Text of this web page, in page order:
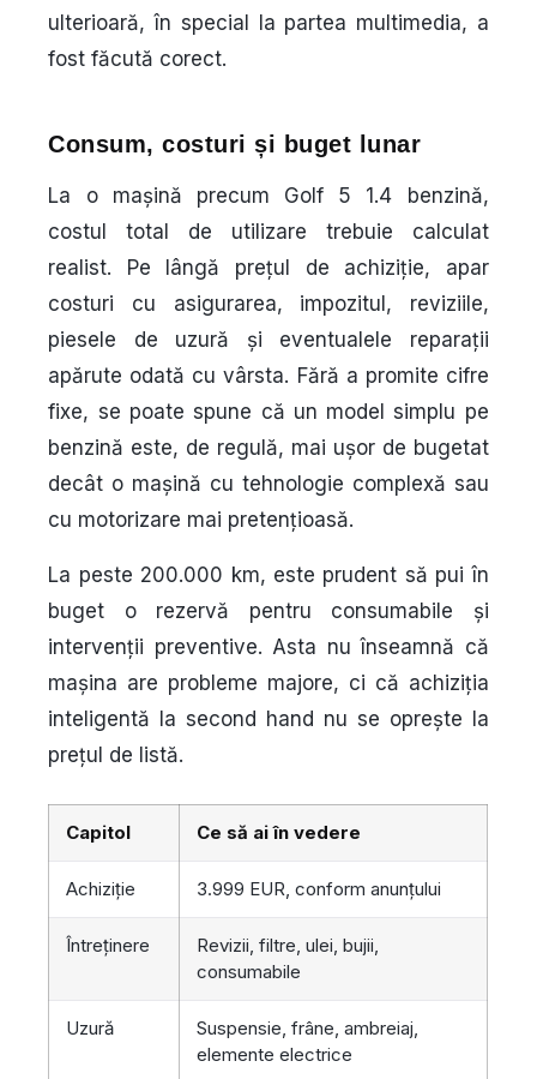
ulterioară, în special la partea multimedia, a
fost făcută corect.
Consum, costuri și buget lunar
La o mașină precum Golf 5 1.4 benzină,
costul total de utilizare trebuie calculat
realist. Pe lângă prețul de achiziție, apar
costuri cu asigurarea, impozitul, reviziile,
piesele de uzură și eventualele reparații
apărute odată cu vârsta. Fără a promite cifre
fixe, se poate spune că un model simplu pe
benzină este, de regulă, mai ușor de bugetat
decât o mașină cu tehnologie complexă sau
cu motorizare mai pretențioasă.
La peste 200.000 km, este prudent să pui în
buget o rezervă pentru consumabile și
intervenții preventive. Asta nu înseamnă că
mașina are probleme majore, ci că achiziția
inteligentă la second hand nu se oprește la
prețul de listă.
Capitol Ce să ai în vedere
Achiziție 3.999 EUR, conform anunțului
Întreținere
Revizii, filtre, ulei, bujii,
consumabile
Uzură
Suspensie, frâne, ambreiaj,
elemente electrice